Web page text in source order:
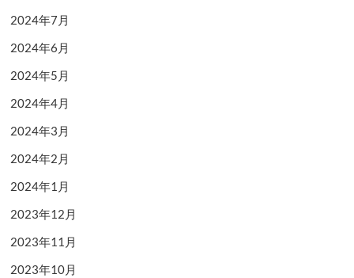
2024年7月
2024年6月
2024年5月
2024年4月
2024年3月
2024年2月
2024年1月
2023年12月
2023年11月
2023年10月